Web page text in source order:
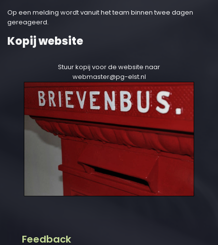
Op een melding wordt vanuit het team binnen twee dagen
gereageerd.
Kopij website
Stuur kopij voor de website naar
webmaster@pg-elst.nl
Feedback